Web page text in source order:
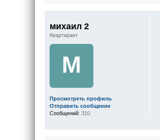
михаил 2
Квартирант
М
Просмотреть профиль
Отправить сообщение
Сообщений: 310